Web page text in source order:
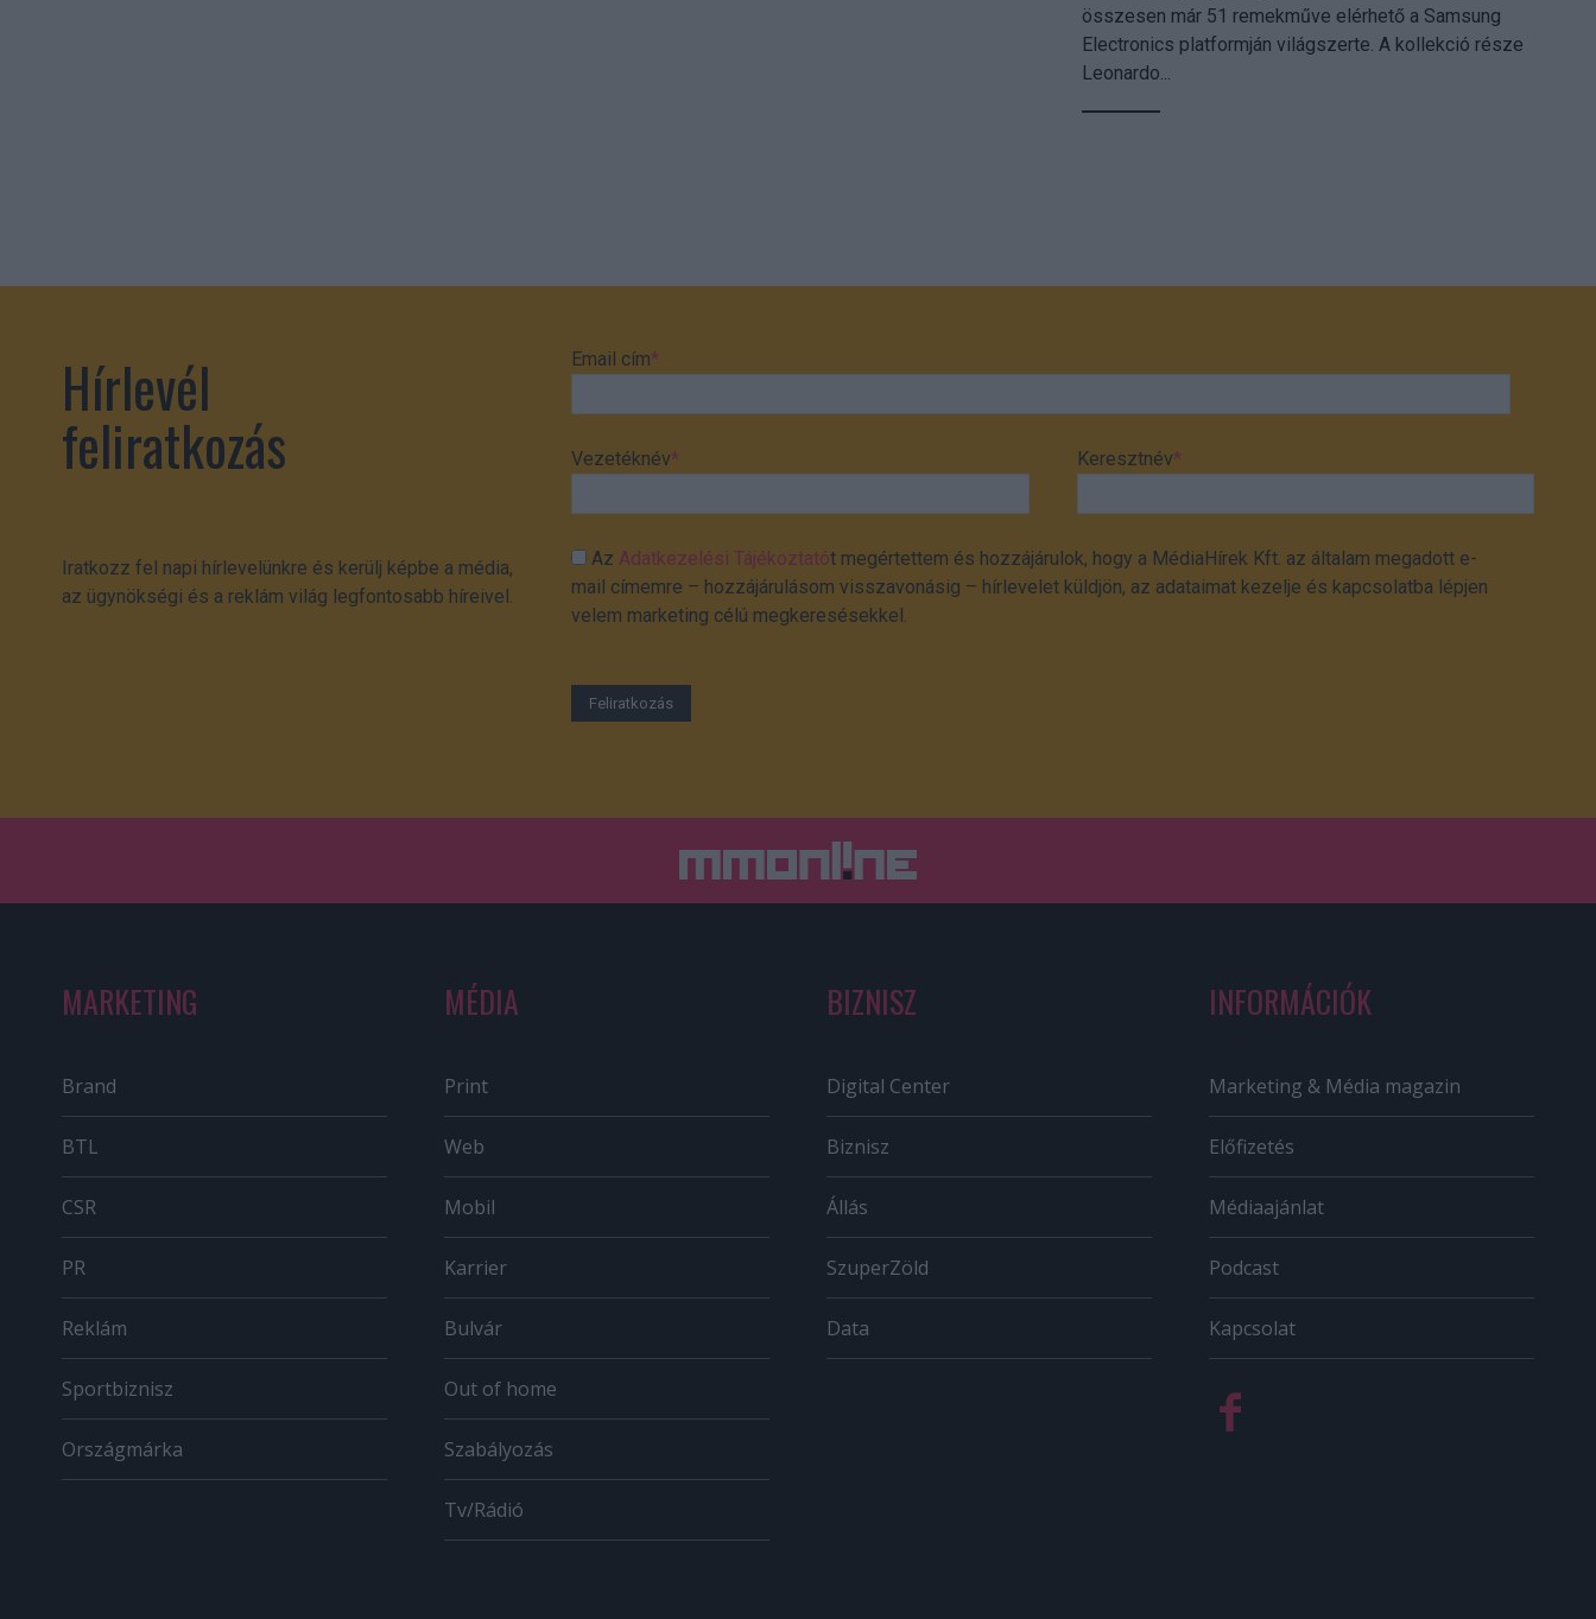
összesen már 51 remekműve elérhető a Samsung
Electronics platformján világszerte. A kollekció része
Leonardo...
Hírlevél
feliratkozás
Iratkozz fel napi hírlevelünkre és kerülj képbe a média,
az ügynökségi és a reklám világ legfontosabb híreivel.
Email cím*
Vezetéknév* Keresztnév*
AzAdatkezelési Tájékoztatót megértettem és hozzájárulok, hogy a MédiaHírek Kft. az általam megadott e-
mail címemre – hozzájárulásom visszavonásig – hírlevelet küldjön, az adataimat kezelje és kapcsolatba lépjen
velem marketing célú megkeresésekkel.
MARKETING
Brand
BTL
CSR
PR
Reklám
Sportbiznisz
Országmárka
MÉDIA
Print
Web
Mobil
Karrier
Bulvár
Out of home
Szabályozás
Tv/Rádió
BIZNISZ
Digital Center
Biznisz
Állás
SzuperZöld
Data
INFORMÁCIÓK
Marketing & Média magazin
Előfizetés
Médiaajánlat
Podcast
Kapcsolat